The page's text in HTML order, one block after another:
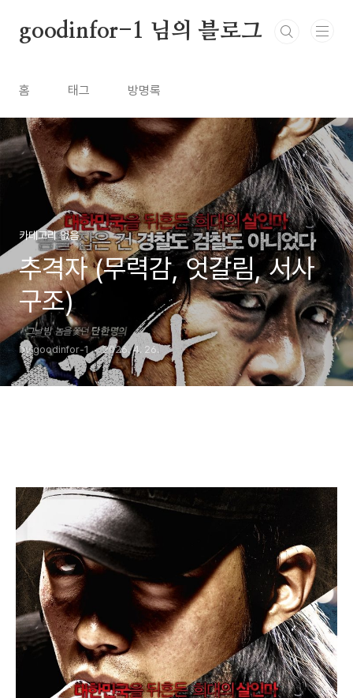
goodinfor-1 님의 블로그
홈 태그 방명록
카테고리 없음
추격자 (무력감, 엇갈림, 서사
구조)
by goodinfor-1 2026. 4. 26.